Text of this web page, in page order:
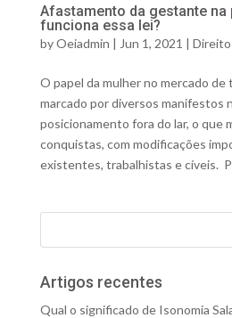
Afastamento da gestante na
funciona essa lei?
byOeiadmin | Jun 1, 2021 |
O papel da mulher no mercado de
marcado por diversos manifestos
posicionamento fora do lar, o que
conquistas, com modificações
existentes, trabalhistas e cíveis.
Artigos recentes
Qual o significado de Isonomia